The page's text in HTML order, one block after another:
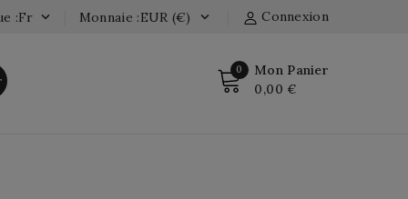
Connexion
Monnaie :EUR (€) 
:fr 
0 Mon Panier
0,00 €